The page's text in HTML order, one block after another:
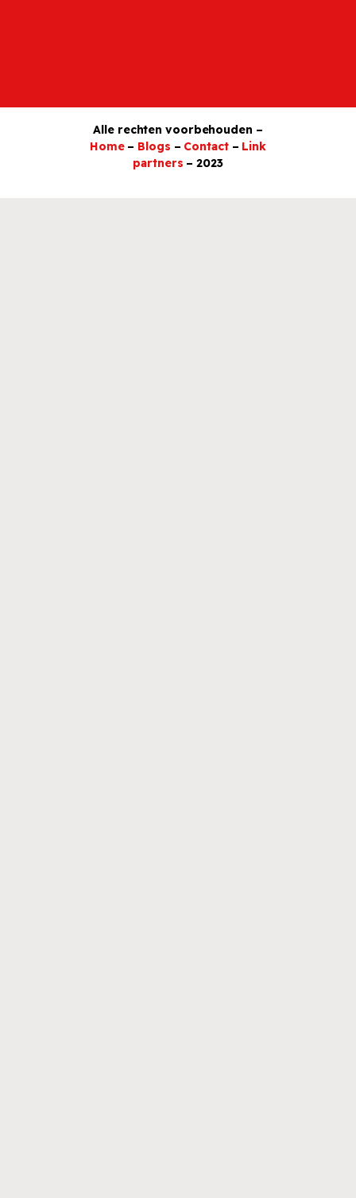
Alle rechten voorbehouden –
Home – Blogs – Contact – Link
partners – 2023